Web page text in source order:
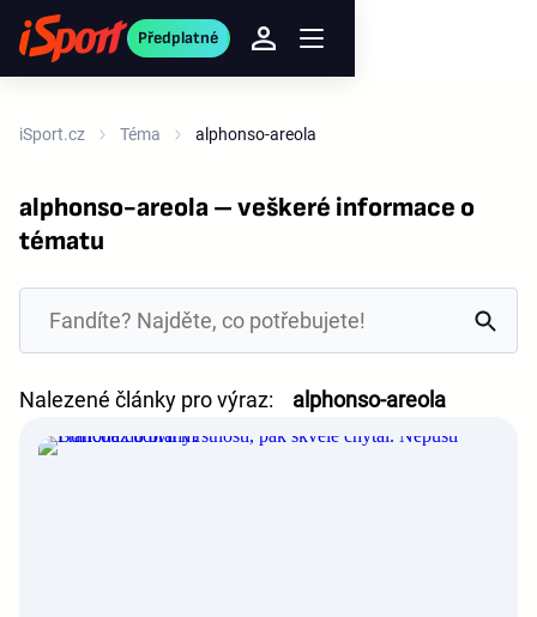
Předplatné
iSport.cz Téma alphonso-areola
alphonso-areola – veškeré informace o
tématu
Nalezené články pro výraz: alphonso-areola